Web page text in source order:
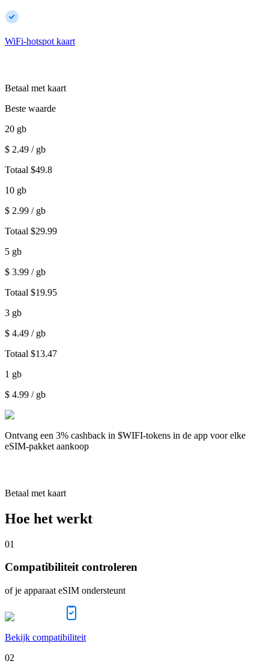
WiFi-hotspot kaart
Betaal met kaart
Beste waarde
20 gb
$ 2.49 / gb
Totaal $49.8
10 gb
$ 2.99 / gb
Totaal $29.99
5 gb
$ 3.99 / gb
Totaal $19.95
3 gb
$ 4.49 / gb
Totaal $13.47
1 gb
$ 4.99 / gb
Ontvang een 3% cashback in $WIFI-tokens in de app voor elke
eSIM-pakket aankoop
Betaal met kaart
Hoe het werkt
01
Compatibiliteit controleren
of je apparaat eSIM ondersteunt
Bekijk compatibiliteit
02